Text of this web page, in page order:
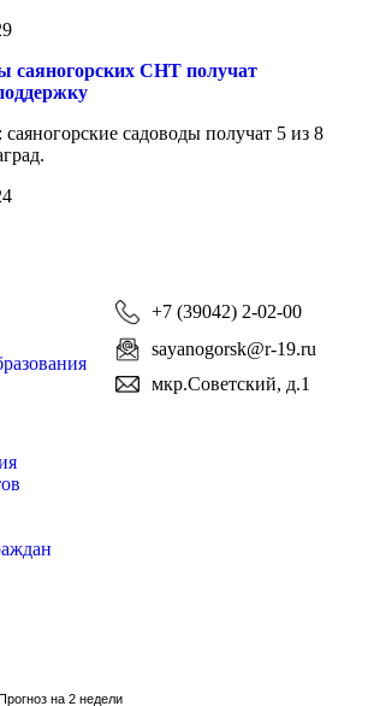
саяногорских СНТ получат
садоводы получат 5 из 8
+7 (39042) 2-02-00
sayanogorsk@r-19.ru
мкр.Советский, д.1